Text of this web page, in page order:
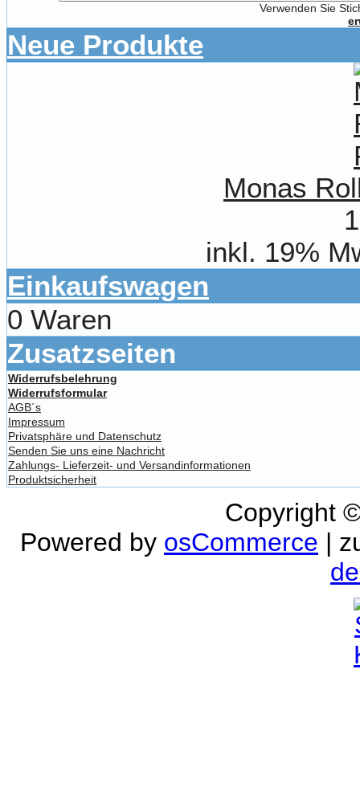
Verwenden Sie
Neue Produkte
Monas
inkl. 19%
Einkaufswagen
0 Waren
Zusatzseiten
Widerrufsbelehrung
Widerrufsformular
AGB´s
Impressum
Privatsphäre und Datenschutz
Senden Sie uns eine Nachricht
Zahlungs- Lieferzeit- und Versandinformationen
Produktsicherheit
Copyright
Powered by osCommerce |